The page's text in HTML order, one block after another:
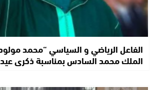
الفاعل الرياضي و السياسي “محمد
الملك محمد السادس بمناسبة ذكرى